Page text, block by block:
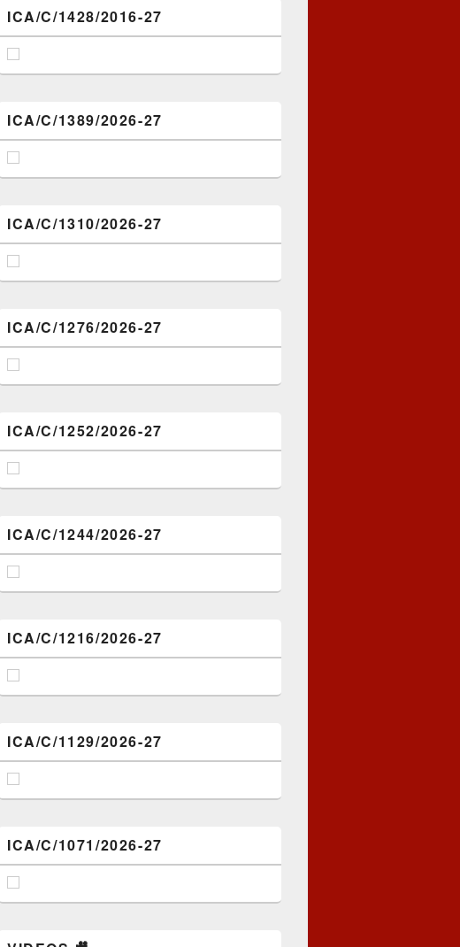
ICA/C/1428/2016-27
ICA/C/1389/2026-27
ICA/C/1310/2026-27
ICA/C/1276/2026-27
ICA/C/1252/2026-27
ICA/C/1244/2026-27
ICA/C/1216/2026-27
ICA/C/1129/2026-27
ICA/C/1071/2026-27